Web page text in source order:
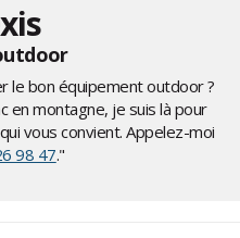
le bon équipement outdoor ?
en montagne, je suis là pour
vous convient. Appelez-moi
98 47."